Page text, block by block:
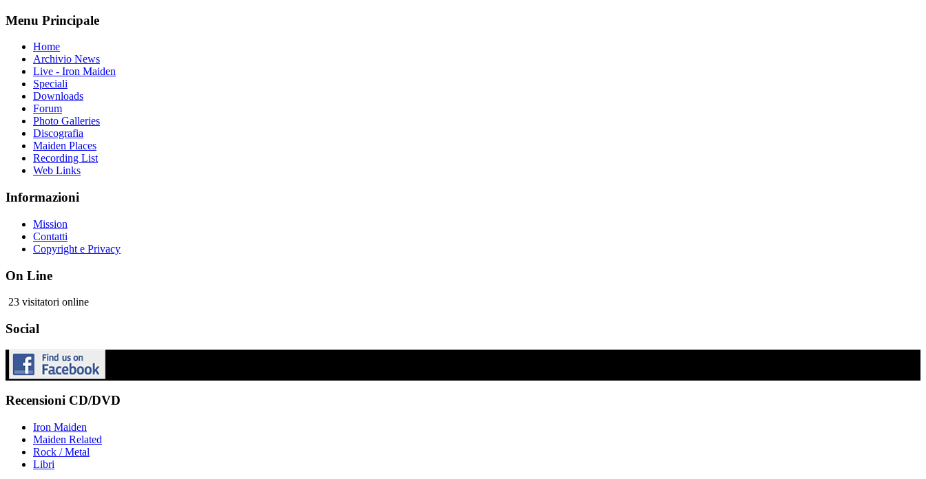
Menu Principale
Home
Archivio News
Live - Iron Maiden
Speciali
Downloads
Forum
Photo Galleries
Discografia
Maiden Places
Recording List
Web Links
Informazioni
Mission
Contatti
Copyright e Privacy
On Line
23 visitatori online
Social
Recensioni CD/DVD
Iron Maiden
Maiden Related
Rock / Metal
Libri